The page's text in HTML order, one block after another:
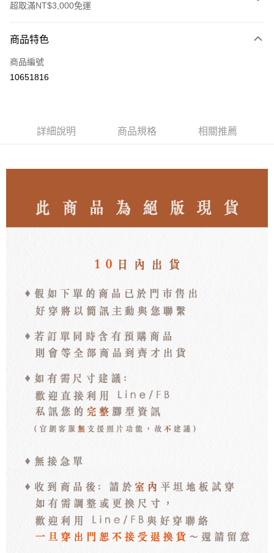
超取滿NT$3,000免運
信用卡一次付款
LINE Pay
付款後全家取貨
每筆NT$80，滿NT$3,000(含以上)免運費
每筆NT$80，滿NT$3,000(含以上)免運費
每筆NT$80，滿NT$3,000(含以上)免運費
每筆NT$100，滿NT$3,000(含以上)免運費
商品特色
商品編號
10651816
詳細說明 商品規格 相關推薦